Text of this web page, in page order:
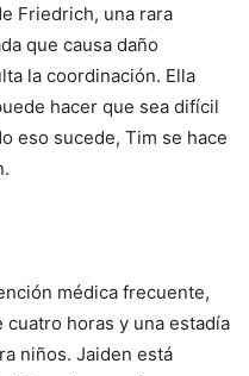
Friedrich, una rara
que causa daño
la coordinación. Ella
hacer que sea difícil
eso sucede, Tim se hace
médica frecuente,
horas y una estadía
niños. Jaiden está